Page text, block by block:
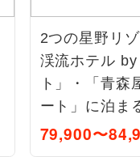
2つの星野リ
渓流ホテル
ト」・「青森
ート」に泊ま
79,900〜